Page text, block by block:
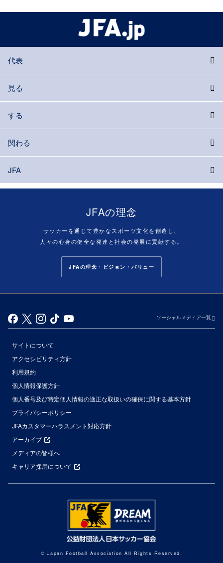
代表
見る
する
関わる
JFA
JFAの理念
サッカーを通じて豊かなスポーツ文化を創造し、
人々の心身の健全な発達と社会の発展に貢献する。
JFAの理念・ビジョン・バリュー
ソーシャルメディア一覧
サイトについて
アクセシビリティ方針
利用規約
個人情報保護方針
個人番号及び特定個人情報の適正な取扱いの確保に関する基本方針
プライバシーポリシー
JFAカスタマーハラスメント対応方針
アーカイブ
メディアの皆様へ
キャリア採用について
© Japan Football Association All Rights Reserved.